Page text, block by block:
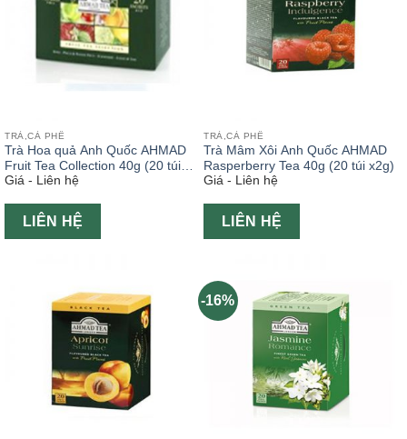
TRÀ,CÀ PHÊ
Trà Hoa quả Anh Quốc AHMAD
Fruit Tea Collection 40g (20 túi
x2g)
Giá - Liên hệ
LIÊN HỆ
TRÀ,CÀ PHÊ
Trà Mâm Xôi Anh Quốc AHMAD
Rasperberry Tea 40g (20 túi x2g)
Giá - Liên hệ
LIÊN HỆ
-16%